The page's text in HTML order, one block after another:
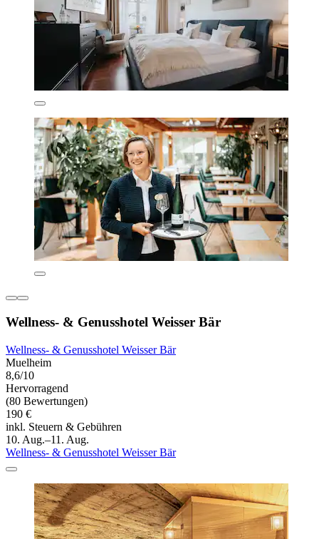
Wellness- & Genusshotel Weisser Bär
Wellness- & Genusshotel Weisser Bär
Muelheim
8,6/10
Hervorragend
(80 Bewertungen)
190 €
inkl. Steuern & Gebühren
10. Aug.–11. Aug.
Wellness- & Genusshotel Weisser Bär